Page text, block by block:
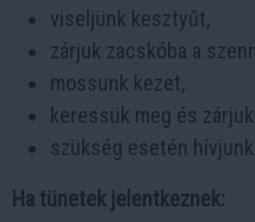
viseljünk kesztyűt,
zárjuk zacskóba a
mossunk kezet,
keressük meg és
szükség esetén
Ha tünetek jelentkeznek: